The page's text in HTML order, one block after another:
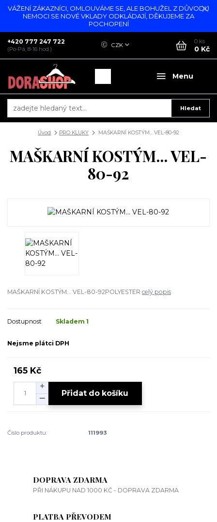
VÁŽENÍ ZÁKAZNÍCI, OMLOUVÁME SE, ALE BOHUŽEL Z DŮVODU
NEMOCI SE NOVÉ VKLADY ODKLÁDAJÍ, DĚKUJEME ZA
POCHOPENÍ
Menu
CZK
Hledat
+420 777 247 722
(Po-Pá, 8-16 hod.)
0 ks
0 Kč
Úvod PRO KLUKY MAŠKARNÍ KOSTÝM... VEL-80-92
MAŠKARNÍ KOSTÝM... VEL-
80-92
MAŠKARNÍ KOSTÝM... VEL-80-92POLYESTER celý popis
Dostupnost Skladem 1
Nejsme plátci DPH
165 Kč
Přidat do košíku
Číslo produktu: 111993
DOPRAVA ZDARMA
PŘI NÁKUPU NAD 1000 KČ - DOPRAVA ZDARMA
PLATBA PŘEVODEM